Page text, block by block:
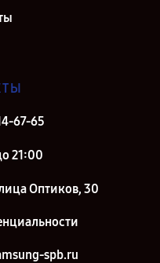
67-65
21:00
Оптиков, 30
spb.ru